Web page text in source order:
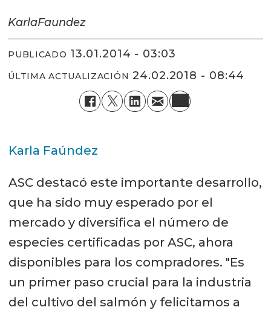
KarlaFaundez
PUBLICADO 13.01.2014 - 03:03
ÚLTIMA ACTUALIZACIÓN 24.02.2018 - 08:44
Karla Faúndez
ASC destacó este importante desarrollo,
que ha sido muy esperado por el
mercado y diversifica el número de
especies certificadas por ASC, ahora
disponibles para los compradores. "Es
un primer paso crucial para la industria
del cultivo del salmón y felicitamos a